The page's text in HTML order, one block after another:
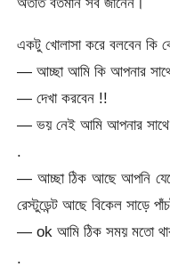
একটু খোলাসা করে বলবেন কি
— আচ্ছা আমি কি আপনার সাথে
— দেখা করবেন !!
— ভয় নেই আমি আপনার সাথে
.
— আচ্ছা ঠিক আছে আপনি
রেস্টুডেন্ট আছে বিকেল সাড়ে
— ok আমি ঠিক সময় মতো
.